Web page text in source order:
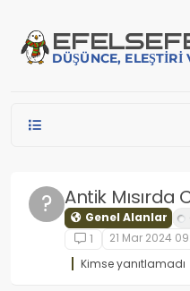
EFE
DÜŞÜNCE, ELEŞTIRI
? Antik Mısırda
Genel Alanlar
1
21 Mar 2024
Kimse yanıtlamadı